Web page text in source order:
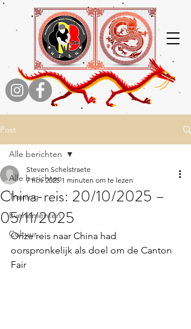
Post
Alle berichten
Training
Evenementen
Cultuur
Alle berichten
China-reis: 20/10/2025 –
05/11/2025
Steven Schelstraete
7 nov 2025 1 minuten om te lezen
Onze reis naar China had
oorspronkelijk als doel om de Canton
Fair